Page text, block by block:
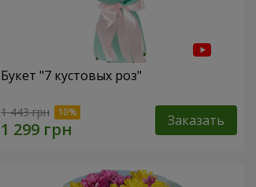
Букет "7 кустовых роз"
1 443 грн Заказать